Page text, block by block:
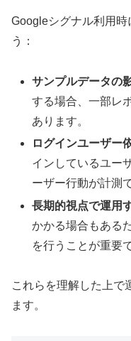
Googleシグナル利用時
う：
サンプルデータの
する場合、一部レ
あります。
ログインユーザー
インしているユー
ーザー行動が計測
長期的視点で運用
かかる場合もある
を行うことが重要
これらを理解した上で
ます。